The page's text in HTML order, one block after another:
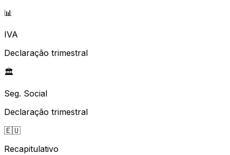
📊
IVA
Declaração trimestral
🏛️
Seg. Social
Declaração trimestral
🇪🇺
Recapitulativo